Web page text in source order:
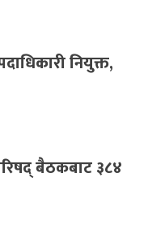
नियुक्त,
बैठकबाट ३८४